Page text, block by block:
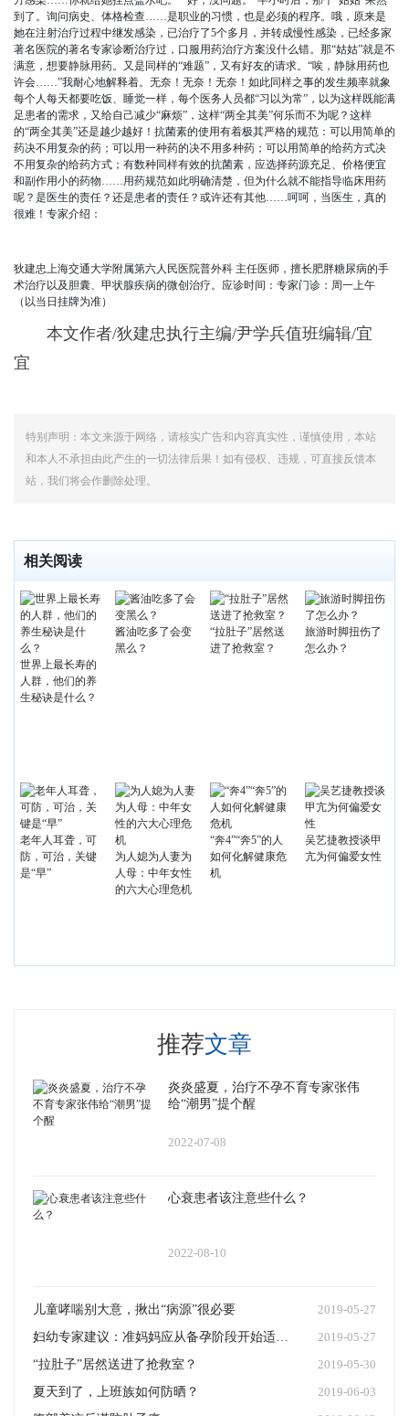
到了。询问病史、体格检查……是职业的习惯，也是必须的程序。哦，原来是
她在注射治疗过程中继发感染，已治疗了5个多月，并转成慢性感染，已经多家
著名医院的著名专家诊断治疗过，口服用药治疗方案没什么错。那“姑姑”就是不
满意，想要静脉用药。又是同样的“难题”，又有好友的请求。“唉，静脉用药也
许会……”我耐心地解释着。无奈！无奈！无奈！如此同样之事的发生频率就象
每个人每天都要吃饭、睡觉一样，每个医务人员都“习以为常”，以为这样既能满
足患者的需求，又给自己减少“麻烦”，这样“两全其美”何乐而不为呢？这样
的“两全其美”还是越少越好！抗菌素的使用有着极其严格的规范：可以用简单的
药决不用复杂的药；可以用一种药的决不用多种药；可以用简单的给药方式决
不用复杂的给药方式；有数种同样有效的抗菌素，应选择药源充足、价格便宜
和副作用小的药物……用药规范如此明确清楚，但为什么就不能指导临床用药
呢？是医生的责任？还是患者的责任？或许还有其他……呵呵，当医生，真的
很难！专家介绍：
狄建忠上海交通大学附属第六人民医院普外科 主任医师，擅长肥胖糖尿病的手
术治疗以及胆囊、甲状腺疾病的微创治疗。应诊时间：专家门诊：周一上午
（以当日挂牌为准）
本文作者/狄建忠执行主编/尹学兵值班编辑/宜
宜
特别声明：本文来源于网络，请核实广告和内容真实性，谨慎使用，本站
和本人不承担由此产生的一切法律后果！如有侵权、违规，可直接反馈本
站，我们将会作删除处理。
相关阅读
世界上最长寿的
人群，他们的养
生秘诀是什么？
酱油吃多了会变
黑么？
“拉肚子”居然送
进了抢救室？
旅游时脚扭伤了
怎么办？
老年人耳聋，可
防，可治，关键
是“早”
为人媳为人妻为
人母：中年女性
的六大心理危机
“奔4”“奔5”的人
如何化解健康危
机
吴艺捷教授谈甲
亢为何偏爱女性
推荐文章
炎炎盛夏，治疗不孕不育专家张伟
给“潮男”提个醒
2022-07-08
心衰患者该注意些什么？
2022-08-10
儿童哮喘别大意，揪出“病源”很必要
2019-05-27
妇幼专家建议：准妈妈应从备孕阶段开始适量补碘
2019-05-27
“拉肚子”居然送进了抢救室？
2019-05-30
夏天到了，上班族如何防晒？
2019-06-03